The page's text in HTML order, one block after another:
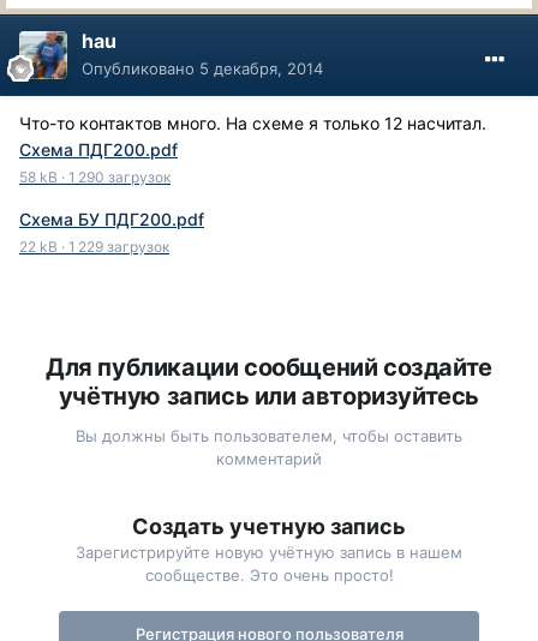
hau
Опубликовано 5 декабря, 2014
Что-то контактов много. На схеме я только 12 насчитал.
Схема ПДГ200.pdf
58 kB · 1 290 загрузок
Схема БУ ПДГ200.pdf
22 kB · 1 229 загрузок
Для публикации сообщений создайте
учётную запись или авторизуйтесь
Вы должны быть пользователем, чтобы оставить
комментарий
Создать учетную запись
Зарегистрируйте новую учётную запись в нашем
сообществе. Это очень просто!
Регистрация нового пользователя